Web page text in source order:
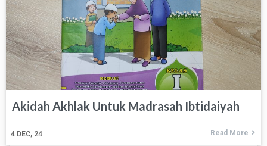
Akidah Akhlak Untuk Madrasah Ibtidaiyah
4 DEC, 24 Read More